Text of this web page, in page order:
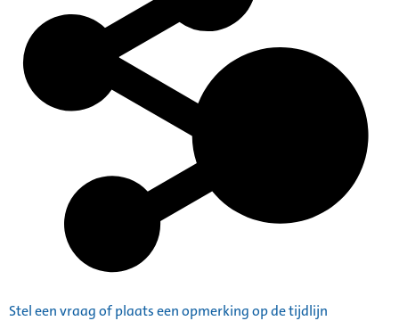
Stel een vraag of plaats een opmerking op de tijdlijn